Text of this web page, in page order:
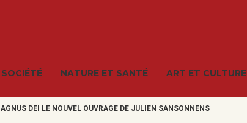
SOCIÉTÉ NATURE ET SANTÉ ART ET CULTURE
AGNUS DEI LE NOUVEL OUVRAGE DE JULIEN SANSONNENS